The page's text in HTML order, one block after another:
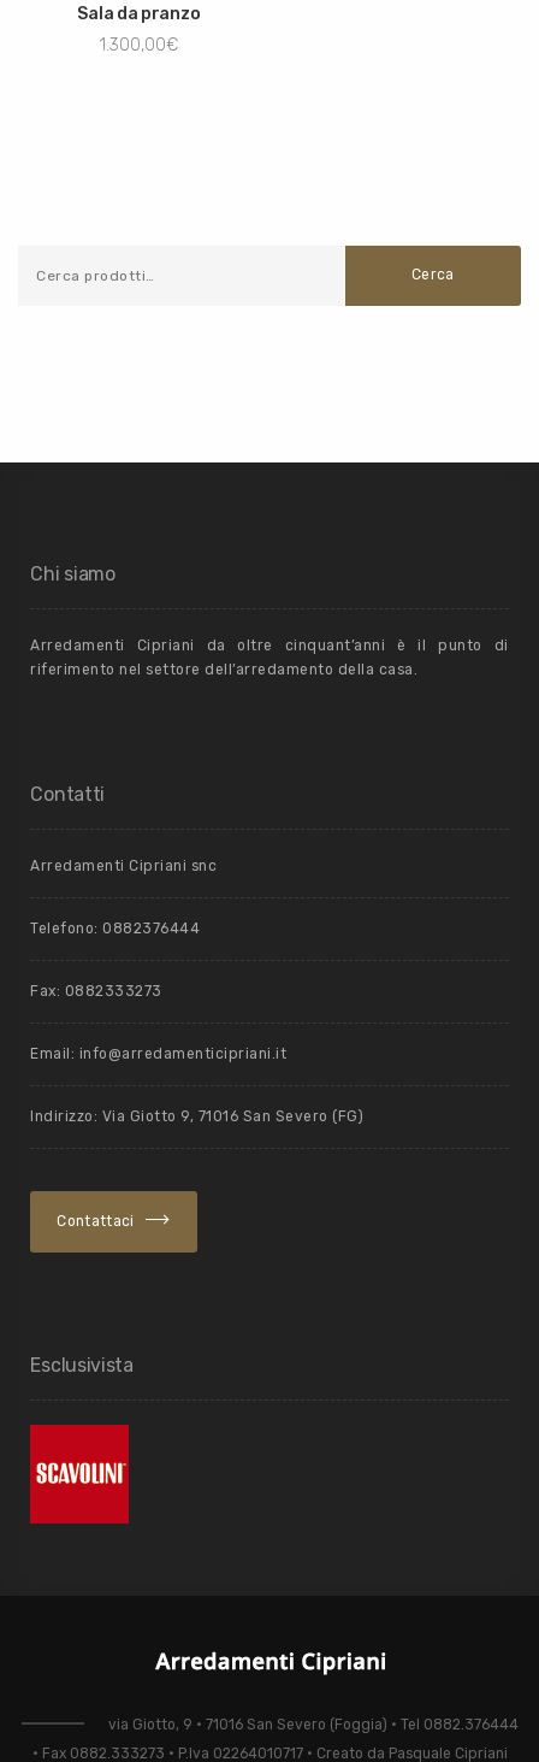
Sala da pranzo
1.300,00€
Cerca
Chi siamo
Arredamenti Cipriani da oltre cinquant’anni è il punto di
riferimento nel settore dell’arredamento della casa.
Contatti
Arredamenti Cipriani snc
Telefono: 0882376444
Fax: 0882333273
Email: info@arredamenticipriani.it
Indirizzo: Via Giotto 9, 71016 San Severo (FG)
Contattaci
Esclusivista
via Giotto, 9 • 71016 San Severo (Foggia) • Tel 0882.376444
• Fax 0882.333273 • P.Iva 02264010717 • Creato da Pasquale Cipriani